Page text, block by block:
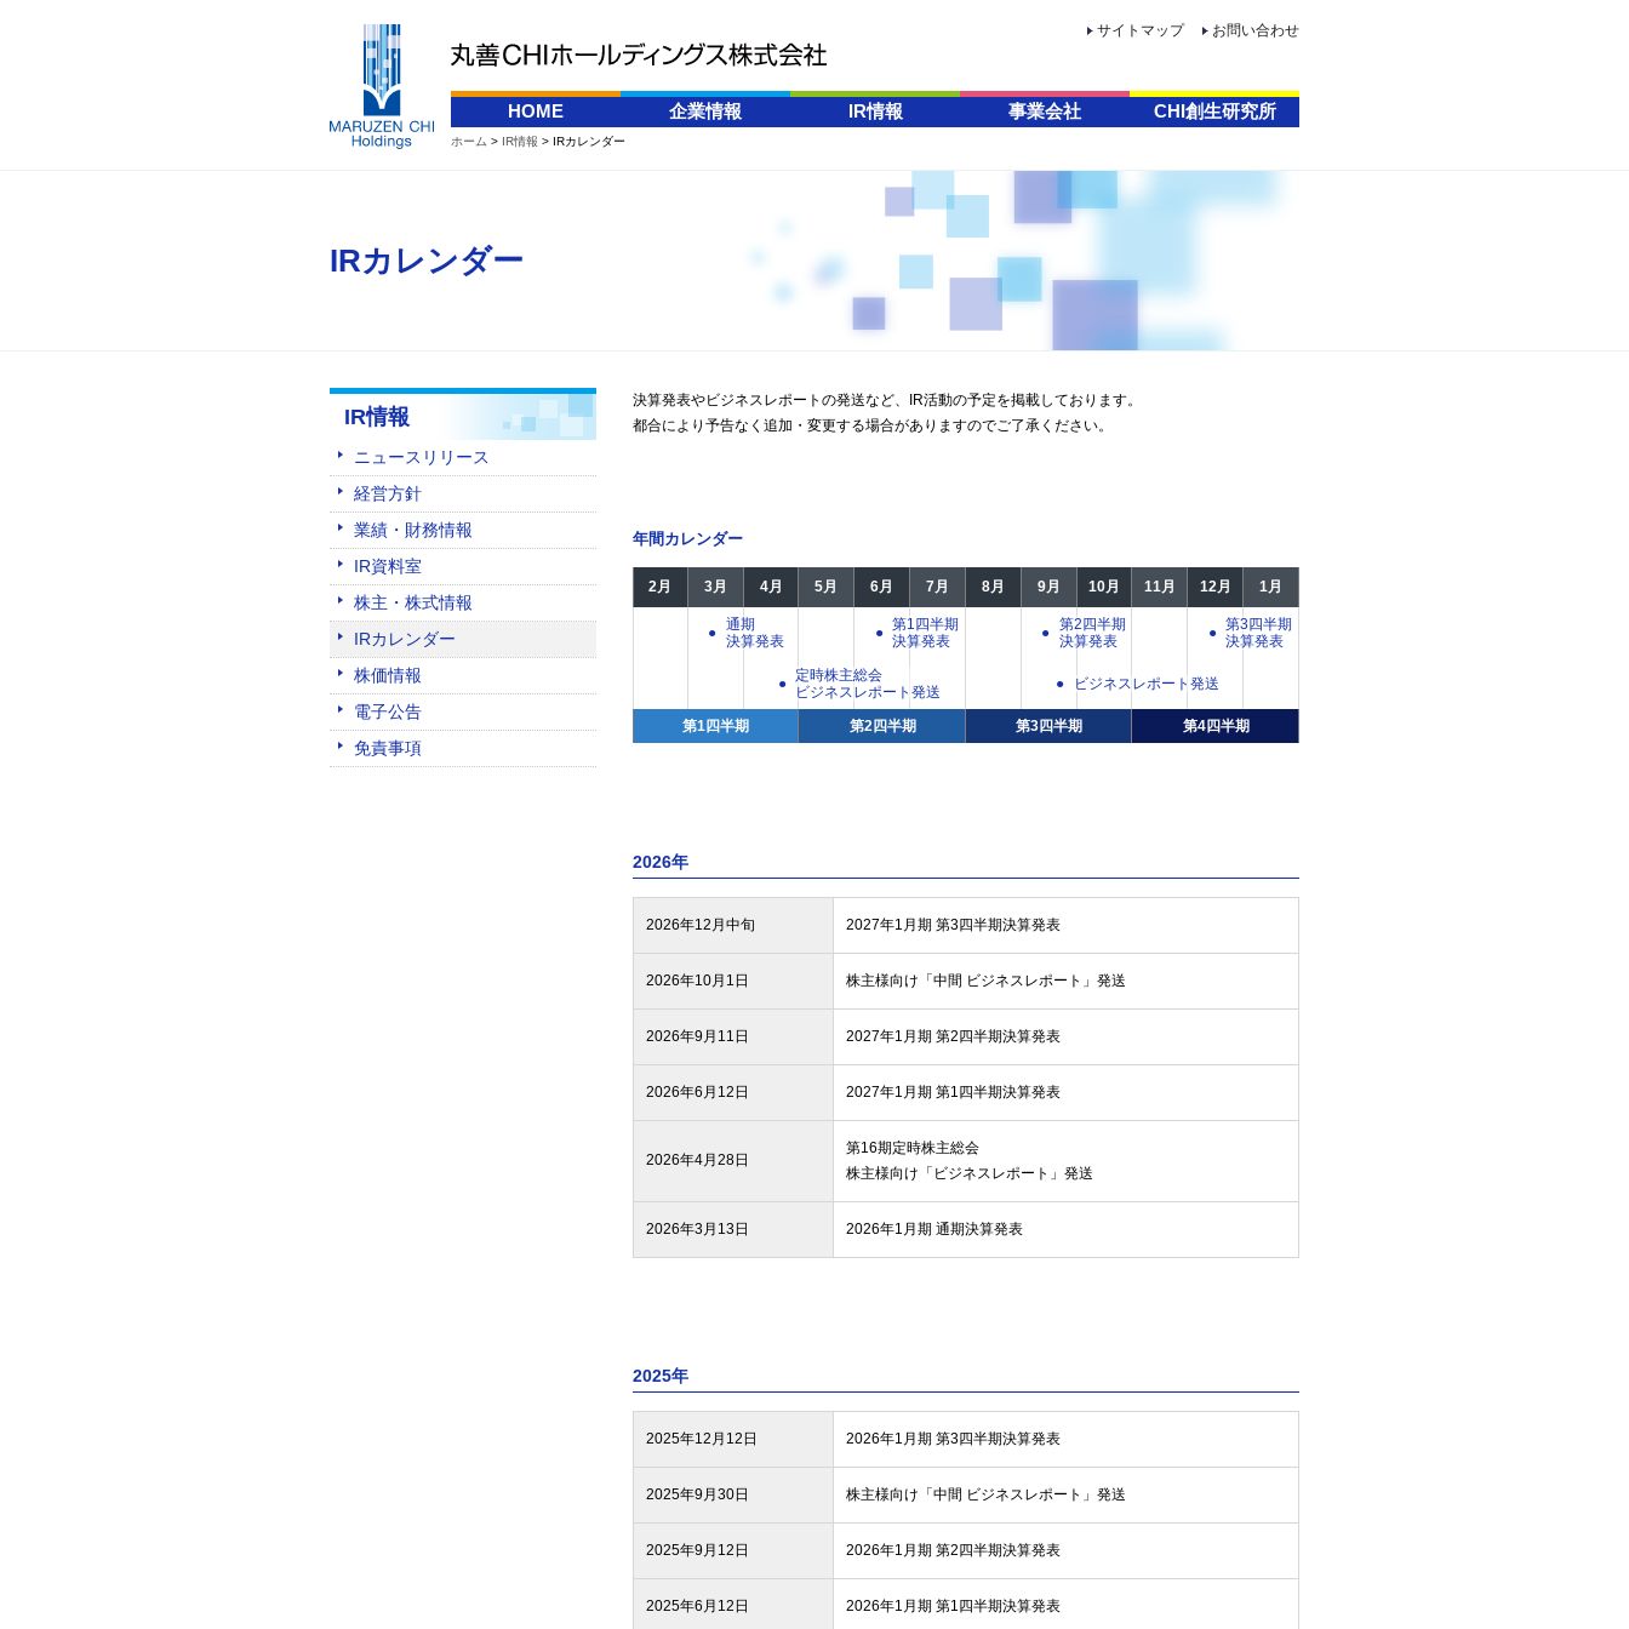
IR情報 IRカレンダー
IRカレンダー
IR情報
ニュースリリース
経営方針
業績・財務情報
IR資料室
株主・株式情報
IRカレンダー
株価情報
電子公告
免責事項
決算発表やビジネスレポートの発送など、IR活動の予定を掲載しております。
都合により予告なく追加・変更する場合がありますのでご了承ください。
年間カレンダー
2月 3月 4月 5月 6月 7月 8月 9月 10月 11月 12月 1月
通期
決算発表
第1四半期
決算発表
第2四半期
決算発表
第3四半期
決算発表
定時株主総会
ビジネスレポート発送
ビジネスレポート発送
第1四半期 第2四半期 第3四半期 第4四半期
2026年
2026年12月中旬 2027年1月期 第3四半期決算発表
2026年10月1日 株主様向け「中間 ビジネスレポート」発送
2026年9月11日 2027年1月期 第2四半期決算発表
2026年6月12日 2027年1月期 第1四半期決算発表
2026年4月28日
第16期定時株主総会
株主様向け「ビジネスレポート」発送
2026年3月13日 2026年1月期 通期決算発表
2025年
2025年12月12日 2026年1月期 第3四半期決算発表
2025年9月30日 株主様向け「中間 ビジネスレポート」発送
2025年9月12日 2026年1月期 第2四半期決算発表
2025年6月12日 2026年1月期 第1四半期決算発表
サイトマップ お問い合わせ
HOME 企業情報
免責事項
IR情報 事業会社 CHI創生研究所